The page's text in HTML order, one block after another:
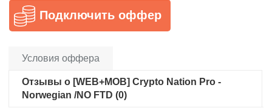
Подключить оффер
Условия оффера
Отзывы о [WEB+MOB] Crypto Nation Pro -
Norwegian /NO FTD (0)